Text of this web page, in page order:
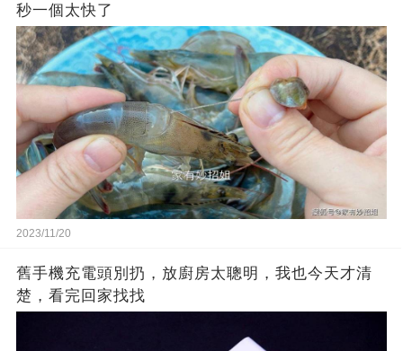
秒一個太快了
2023/11/20
舊手機充電頭別扔，放廚房太聰明，我也今天才清
楚，看完回家找找